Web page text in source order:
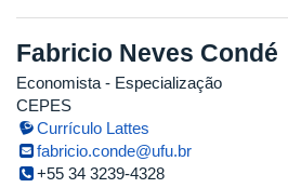
Fabricio Neves Condé
Economista - Especialização
CEPES
Currículo Lattes
fabricio.conde@ufu.br
+55 34 3239-4328